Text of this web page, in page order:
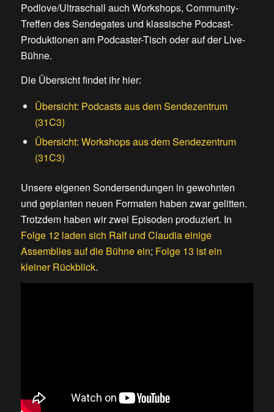
Podlove/Ultraschall auch Workshops, Community-
Treffen des Sendegates und klassische Podcast-
Produktionen am Podcaster-Tisch oder auf der Live-
Bühne.
Die Übersicht findet ihr hier:
Übersicht: Podcasts aus dem Sendezentrum
(31C3)
Übersicht: Workshops aus dem Sendezentrum
(31C3)
Unsere eigenen Sondersendungen in gewohnten
und geplanten neuen Formaten haben zwar gelitten.
Trotzdem haben wir zwei Episoden produziert. In
Folge 12 laden sich Ralf und Claudia einige
Assemblies auf die Bühne ein; Folge 13 ist ein
kleiner Rückblick.